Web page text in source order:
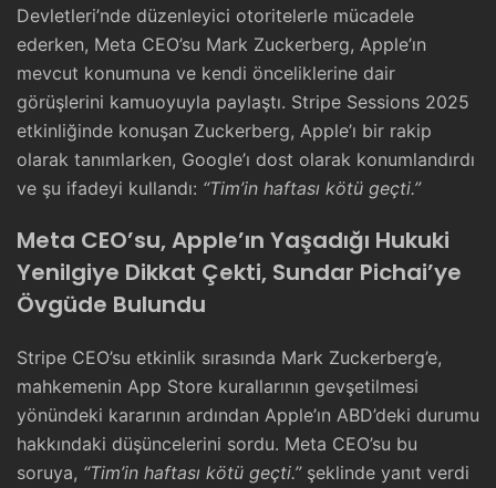
Devletleri’nde düzenleyici otoritelerle mücadele
ederken, Meta CEO’su Mark Zuckerberg, Apple’ın
mevcut konumuna ve kendi önceliklerine dair
görüşlerini kamuoyuyla paylaştı. Stripe Sessions 2025
etkinliğinde konuşan Zuckerberg, Apple’ı bir rakip
olarak tanımlarken, Google’ı dost olarak konumlandırdı
ve şu ifadeyi kullandı: “Tim’in haftası kötü geçti.”
Meta CEO’su, Apple’ın Yaşadığı Hukuki
Yenilgiye Dikkat Çekti, Sundar Pichai’ye
Övgüde Bulundu
Stripe CEO’su etkinlik sırasında Mark Zuckerberg’e,
mahkemenin App Store kurallarının gevşetilmesi
yönündeki kararının ardından Apple’ın ABD’deki durumu
hakkındaki düşüncelerini sordu. Meta CEO’su bu
soruya, “Tim’in haftası kötü geçti.”şeklinde yanıt verdi